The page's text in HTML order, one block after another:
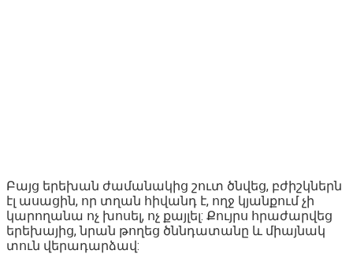
Բայց երեխան ժամանակից շուտ ծնվեց, բժիշկներն
էլ ասացին, որ տղան հիվանդ է, ողջ կյանքում չի
կարողանա ոչ խոսել, ոչ քայլել: Քույրս հրաժարվեց
երեխայից, նրան թողեց ծննդատանը և միայնակ
տուն վերադարձավ: